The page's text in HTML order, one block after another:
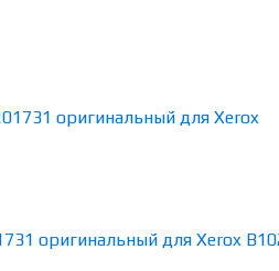
оригинальный для Xerox